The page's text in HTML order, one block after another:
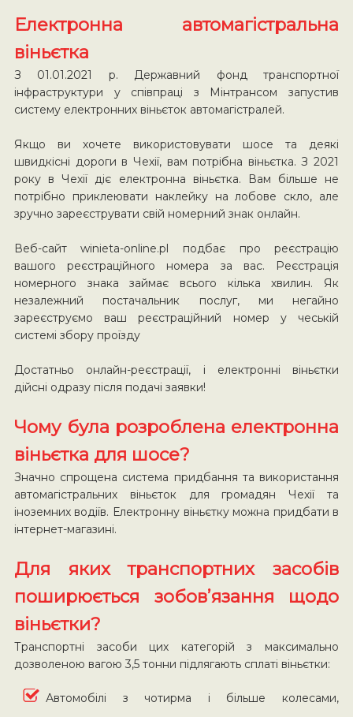
Електронна автомагістральна
віньєтка
З 01.01.2021 р. Державний фонд транспортної
інфраструктури у співпраці з Мінтрансом запустив
систему електронних віньєток автомагістралей.
Якщо ви хочете використовувати шосе та деякі
швидкісні дороги в Чехії, вам потрібна віньєтка. З 2021
року в Чехії діє електронна віньєтка. Вам більше не
потрібно приклеювати наклейку на лобове скло, але
зручно зареєструвати свій номерний знак онлайн.
Веб-сайт winieta-online.pl подбає про реєстрацію
вашого реєстраційного номера за вас. Реєстрація
номерного знака займає всього кілька хвилин. Як
незалежний постачальник послуг, ми негайно
зареєструємо ваш реєстраційний номер у чеській
системі збору проїзду
Достатньо онлайн-реєстрації, і електронні віньєтки
дійсні одразу після подачі заявки!
Чому була розроблена електронна
віньєтка для шосе?
Значно спрощена система придбання та використання
автомагістральних віньєток для громадян Чехії та
іноземних водіїв. Електронну віньєтку можна придбати в
інтернет-магазині.
Для яких транспортних засобів
поширюється зобов’язання щодо
віньєтки?
Транспортні засоби цих категорій з максимально
дозволеною вагою 3,5 тонни підлягають сплаті віньєтки:
Автомобілі з чотирма і більше колесами,